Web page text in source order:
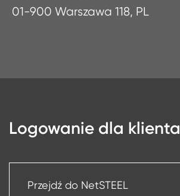
01-900 Warszawa 118, PL
Logowanie dla klienta
Przejdź do NetSTEEL